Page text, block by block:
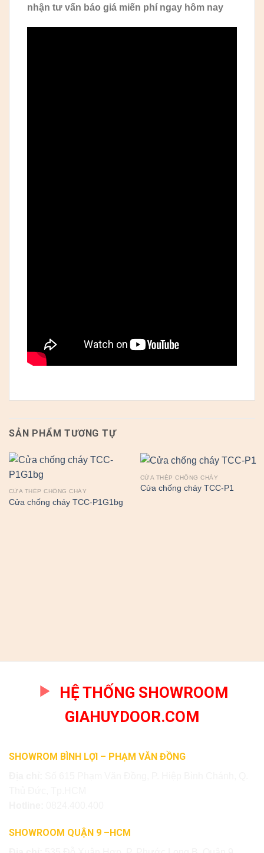
nhận tư vấn báo giá miến phí ngay hôm nay
SẢN PHẨM TƯƠNG TỰ
CỬA THÉP CHỐNG CHÁY
Cửa chống cháy TCC-P1G1bg
CỬA THÉP CHỐNG CHÁY
Cửa chống cháy TCC-P1
HỆ THỐNG SHOWROOM
GIAHUYDOOR.COM
SHOWROM BÌNH LỢI – PHẠM VĂN ĐỒNG
SHOWROOM QUẬN 9 –HCM